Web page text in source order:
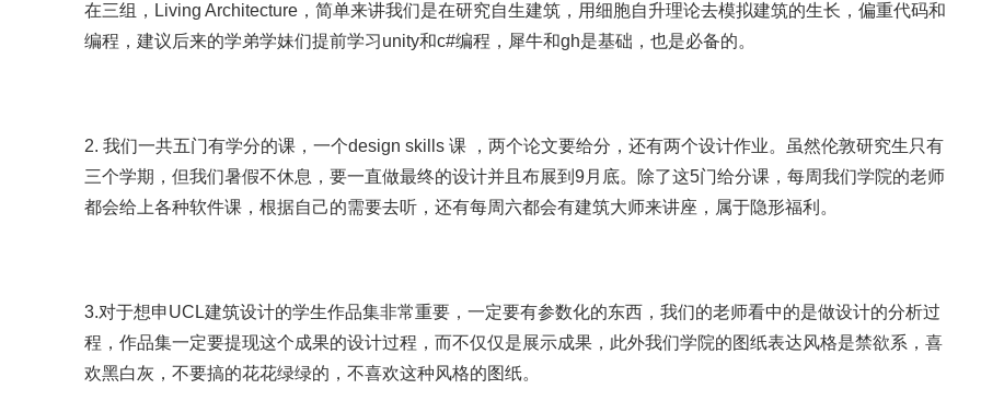
在三组，Living Architecture，简单来讲我们是在研究自生建筑，用细胞自升理论去模拟建筑的生长，偏重代码和
编程，建议后来的学弟学妹们提前学习unity和c#编程，犀牛和gh是基础，也是必备的。
2. 我们一共五门有学分的课，一个design skills 课 ，两个论文要给分，还有两个设计作业。虽然伦敦研究生只有
三个学期，但我们暑假不休息，要一直做最终的设计并且布展到9月底。除了这5门给分课，每周我们学院的老师
都会给上各种软件课，根据自己的需要去听，还有每周六都会有建筑大师来讲座，属于隐形福利。
3.对于想申UCL建筑设计的学生作品集非常重要，一定要有参数化的东西，我们的老师看中的是做设计的分析过
程，作品集一定要提现这个成果的设计过程，而不仅仅是展示成果，此外我们学院的图纸表达风格是禁欲系，喜
欢黑白灰，不要搞的花花绿绿的，不喜欢这种风格的图纸。